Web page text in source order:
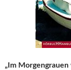
„Im